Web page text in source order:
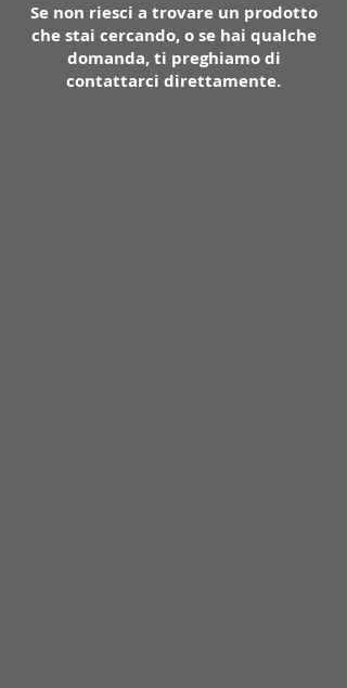
Se non riesci a trovare un prodotto
che stai cercando, o se hai qualche
domanda, ti preghiamo di
contattarci direttamente.